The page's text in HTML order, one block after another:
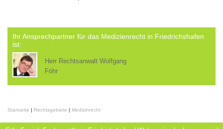
Ihr Ansprechpartner für das Medizienrecht in Friedrichshafen
ist:
Herr Rechtsanwalt Wolfgang
Föhr
Startseite | Rechtsgebiete | Medizinrecht